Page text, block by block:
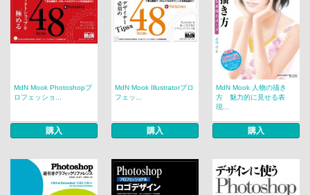
MdN Mook Photoshopプ
ロフェッショ...
購入
MdN Mook Illustratorプロ
フェッ...
購入
MdN Mook 人物の描き
方 魅力的に見せる表
現...
購入